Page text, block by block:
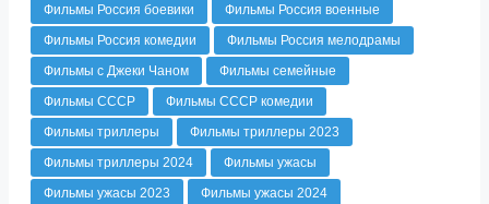
Фильмы Россия боевики
Фильмы Россия военные
Фильмы Россия комедии
Фильмы Россия мелодрамы
Фильмы с Джеки Чаном
Фильмы семейные
Фильмы СССР
Фильмы СССР комедии
Фильмы триллеры
Фильмы триллеры 2023
Фильмы триллеры 2024
Фильмы ужасы
Фильмы ужасы 2023
Фильмы ужасы 2024